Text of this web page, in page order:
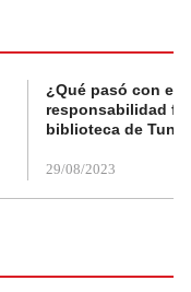
¿Qué pasó con el
responsabilidad
biblioteca de
29/08/2023